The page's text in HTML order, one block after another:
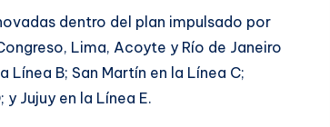
dentro del plan impulsado por
Lima, Acoyte y Río de Janeiro
Línea B; San Martín en la Línea C;
Jujuy en la Línea E.